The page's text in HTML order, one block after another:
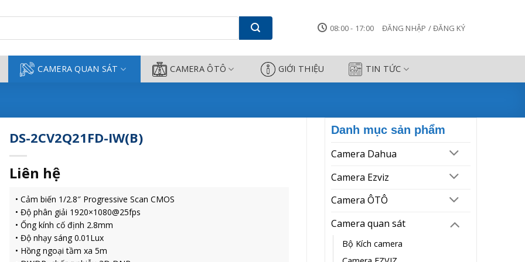
Thành
08:00 - 17:00 ĐĂNG NHẬP / ĐĂNG KÝ
CAMERA QUAN SÁT CAMERA ÔTÔ GIỚI THIỆU TIN TỨC
Danh mục sản phẩm
Camera Dahua
Camera Ezviz
Camera ÔTÔ
Camera quan sát
Bộ Kích camera
DS-2CV2Q21FD-IW(B)
Liên hệ
• Cảm biến 1/2.8″ Progressive Scan CMOS
• Độ phân giải 1920×1080@25fps
• Ống kính cố định 2.8mm
• Độ nhạy sáng 0.01Lux
• Hồng ngoại tầm xa 5m